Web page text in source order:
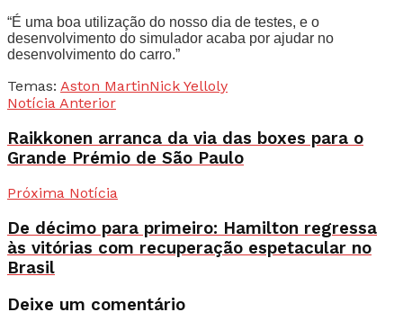
“É uma boa utilização do nosso dia de testes, e o
desenvolvimento do simulador acaba por ajudar no
desenvolvimento do carro.”
Temas: Aston MartinNick Yelloly
Notícia Anterior
Raikkonen arranca da via das boxes para o
Grande Prémio de São Paulo
Próxima Notícia
De décimo para primeiro: Hamilton regressa
às vitórias com recuperação espetacular no
Brasil
Deixe um comentário